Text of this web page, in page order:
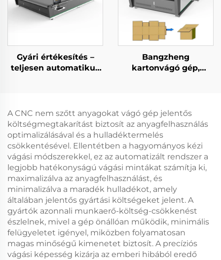
Gyári értékesítés –
teljesen automatikus
gép
Bangzheng
kartonvágó gép,
A CNC nem szőtt anyagokat vágó gép jelentős
költségmegtakarítást biztosít az anyagfelhasználás
optimalizálásával és a hulladéktermelés
csökkentésével. Ellentétben a hagyományos kézi
vágási módszerekkel, ez az automatizált rendszer a
legjobb hatékonyságú vágási mintákat számítja ki,
maximalizálva az anyagfelhasználást, és
minimalizálva a maradék hulladékot, amely
általában jelentős gyártási költségeket jelent. A
gyártók azonnali munkaerő-költség-csökkenést
észlelnek, mivel a gép önállóan működik, minimális
felügyeletet igényel, miközben folyamatosan
magas minőségű kimenetet biztosít. A precíziós
vágási képesség kizárja az emberi hibából eredő